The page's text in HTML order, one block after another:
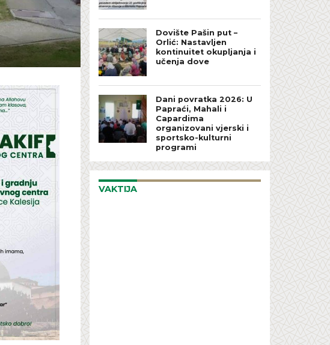
Dovište Pašin put –
Orlić: Nastavljen
kontinuitet okupljanja i
učenja dove
Dani povratka 2026: U
Papraći, Mahali i
Capardima
organizovani vjerski i
sportsko-kulturni
programi
VAKTIJA